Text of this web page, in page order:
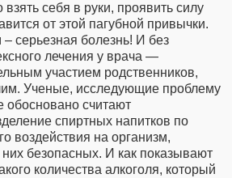
взять себя в руки, проявить силу
от этой пагубной привычки.
– серьезная болезнь! И без
лечения у врача —
участием родственников,
Ученые, исследующие проблему
обосновано считают
спиртных напитков по
воздействия на организм,
них безопасных. И как показывают
количества алкоголя, который